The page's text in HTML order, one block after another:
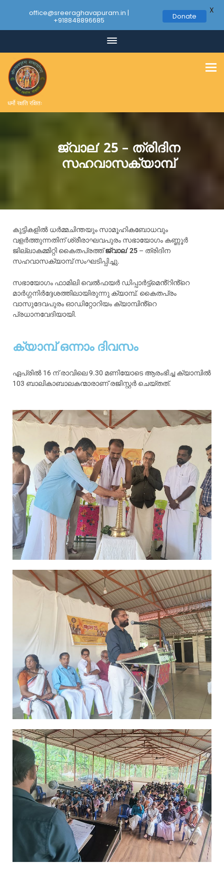
धर्मो रक्षति रक्षितः
ജ്വാല’ 25 – ത്രിദിന
സഹവാസക്യാമ്പ്
കുട്ടികളിൽ ധർമ്മചിന്തയും സാമൂഹികബോധവും
വളർത്തുന്നതിന് ശ്രീരാഘവപുരം സഭായോഗം കണ്ണൂർ
ജില്ലാകമ്മിറ്റി കൈതപ്രത്ത്ജ്വാല’ 25 – ത്രിദിന
സഹവാസക്യാമ്പ് സംഘടിപ്പിച്ചു.
സഭായോഗം ഫാമിലി വെൽഫയർ ഡിപ്പാർട്ട്മെൻ്റിൻ്റെ
മാർഗ്ഗനിർദ്ദേശത്തിലായിരുന്നു ക്യാമ്പ്. കൈതപ്രം
വാസുദേവപുരം ഓഡിറ്റോറിയം ക്യാമ്പിൻ്റെ
പ്രധാനവേദിയായി.
ക്യാമ്പ് ഒന്നാം ദിവസം
ഏപ്രിൽ 16 ന് രാവിലെ 9.30 മണിയോടെ ആരംഭിച്ച ക്യാമ്പിൽ
103 ബാലികാബാലകന്മാരാണ് രജിസ്റ്റർ ചെയ്തത്.
office@sreeraghavapuram.in |
+918848896685 Donate
X